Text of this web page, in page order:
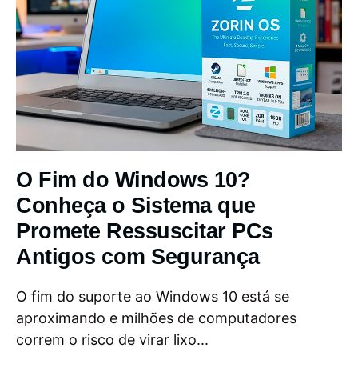
O Fim do Windows 10?
Conheça o Sistema que
Promete Ressuscitar PCs
Antigos com Segurança
O fim do suporte ao Windows 10 está se
aproximando e milhões de computadores
correm o risco de virar lixo...